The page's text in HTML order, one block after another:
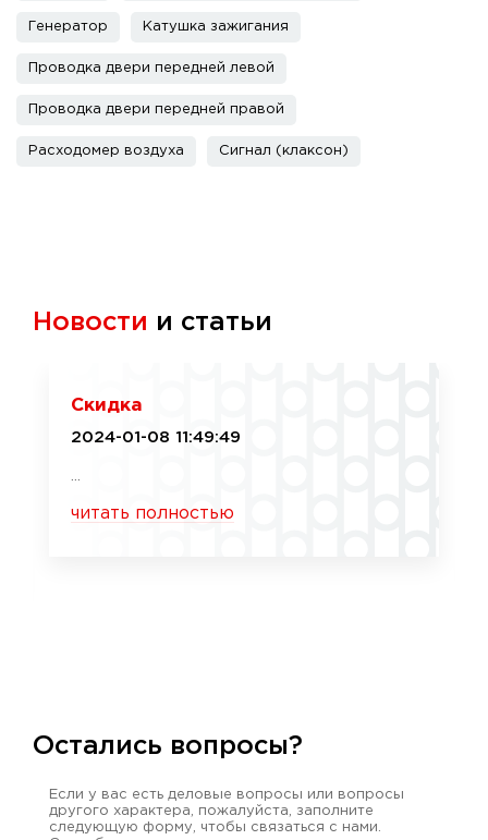
Генератор Катушка зажигания
Проводка двери передней левой
Проводка двери передней правой
Расходомер воздуха Сигнал (клаксон)
Новости и статьи
Скидка
2024-01-08 11:49:49
читать полностью
Остались вопросы?
Если у вас есть деловые вопросы или вопросы
другого характера, пожалуйста, заполните
следующую форму, чтобы связаться с нами.